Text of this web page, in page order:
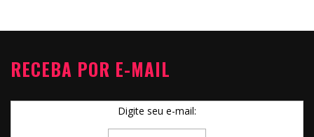
RECEBA POR E-MAIL
Digite seu e-mail: